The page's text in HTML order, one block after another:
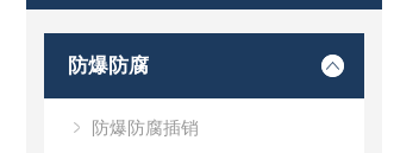
防爆防腐
防爆防腐插销